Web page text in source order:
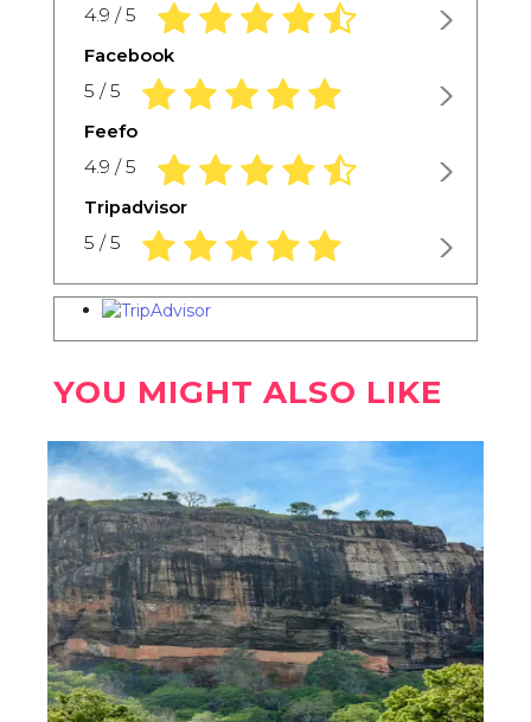
4.9 / 5 4.9 rating based on 1,234 ratings
Facebook
5 / 5 5.0 rating based on 1,234 ratings
Feefo
4.9 / 5 4.9 rating based on 1,234 ratings
Tripadvisor
5 / 5 5.0 rating based on 1,234 ratings
YOU MIGHT ALSO LIKE